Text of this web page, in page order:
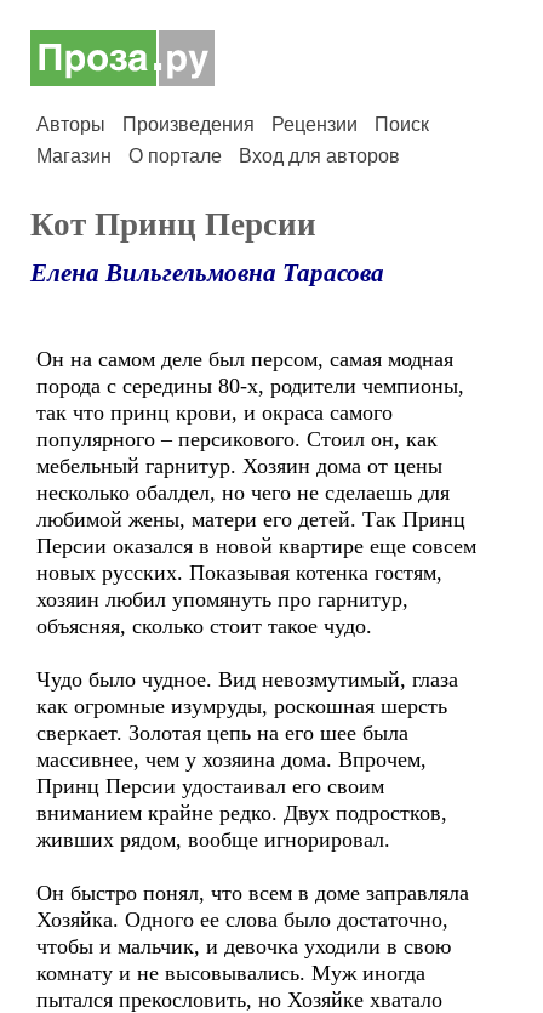
Авторы Произведения Рецензии
Поиск
Магазин
О портале Вход для авторов
Кот Принц Персии
Елена Вильгельмовна Тарасова
Он на самом деле был персом, самая модная
порода с середины 80-х, родители чемпионы,
так что принц крови, и окраса самого
популярного – персикового. Стоил он, как
мебельный гарнитур. Хозяин дома от цены
несколько обалдел, но чего не сделаешь для
любимой жены, матери его детей. Так Принц
Персии оказался в новой квартире еще совсем
новых русских. Показывая котенка гостям,
хозяин любил упомянуть про гарнитур,
объясняя, сколько стоит такое чудо.
Чудо было чудное. Вид невозмутимый, глаза
как огромные изумруды, роскошная шерсть
сверкает. Золотая цепь на его шее была
массивнее, чем у хозяина дома. Впрочем,
Принц Персии удостаивал его своим
вниманием крайне редко. Двух подростков,
живших рядом, вообще игнорировал.
Он быстро понял, что всем в доме заправляла
Хозяйка. Одного ее слова было достаточно,
чтобы и мальчик, и девочка уходили в свою
комнату и не высовывались. Муж иногда
пытался прекословить, но Хозяйке хватало